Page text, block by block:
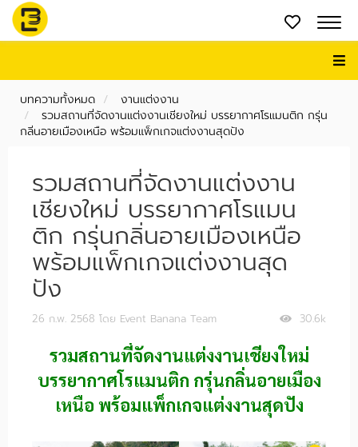
บทความทั้งหมด
งานแต่งงาน
รวมสถานที่จัดงานแต่งงานเชียงใหม่ บรรยากาศโรแมนติก กรุ่น
กลิ่นอายเมืองเหนือ พร้อมแพ็กเกจแต่งงานสุดปัง
รวมสถานที่จัดงานแต่งงาน
เชียงใหม่ บรรยากาศโรแมน
ติก กรุ่นกลิ่นอายเมืองเหนือ
พร้อมแพ็กเกจแต่งงานสุด
ปัง
30.6k
26 ก.พ. 2568 โดย Event Banana Team
รวมสถานที่จัดงานแต่งงานเชียงใหม่
บรรยากาศโรแมนติก กรุ่นกลิ่นอายเมือง
เหนือ พร้อมแพ็กเกจแต่งงานสุดปัง